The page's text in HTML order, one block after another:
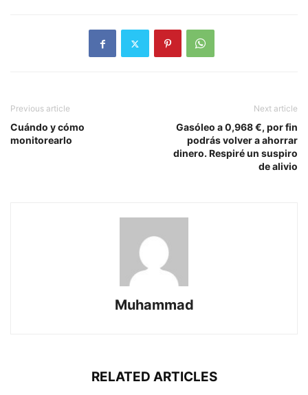
Previous article
Cuándo y cómo
monitorearlo
Next article
Gasóleo a 0,968 €, por fin
podrás volver a ahorrar
dinero. Respiré un suspiro
de alivio
Muhammad
RELATED ARTICLES